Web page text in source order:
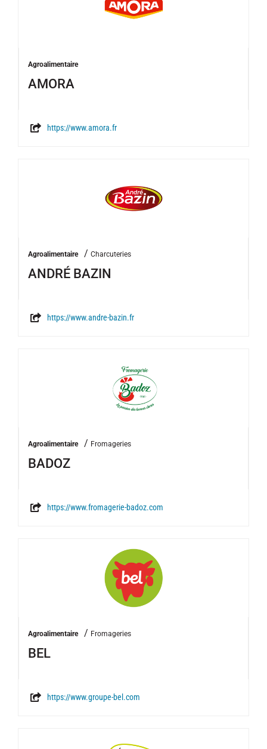
Agroalimentaire
AMORA
https://www.amora.fr
Agroalimentaire / Charcuteries
ANDRÉ BAZIN
https://www.andre-bazin.fr
Agroalimentaire / Fromageries
BADOZ
https://www.fromagerie-badoz.com
Agroalimentaire / Fromageries
BEL
https://www.groupe-bel.com